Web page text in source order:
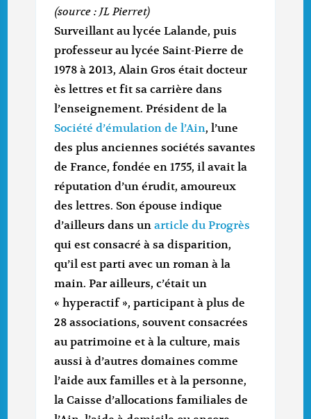
(source : JL Pierret)
Surveillant au lycée Lalande, puis
professeur au lycée Saint-Pierre de
1978 à 2013, Alain Gros était docteur
ès lettres et fit sa carrière dans
l’enseignement. Président de la
Société d’émulation de l’Ain, l’une
des plus anciennes sociétés savantes
de France, fondée en 1755, il avait la
réputation d’un érudit, amoureux
des lettres. Son épouse indique
d’ailleurs dans unarticle du Progrès
qui est consacré à sa disparition,
qu’il est parti avec un roman à la
main. Par ailleurs, c’était un
« hyperactif », participant à plus de
28 associations, souvent consacrées
au patrimoine et à la culture, mais
aussi à d’autres domaines comme
l’aide aux familles et à la personne,
la Caisse d’allocations familiales de